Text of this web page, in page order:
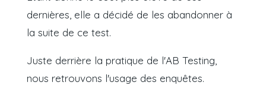
dernières, elle a décidé de les abandonner à
la suite de ce test.
Juste derrière la pratique de l'AB Testing,
nous retrouvons l'usage des enquêtes.